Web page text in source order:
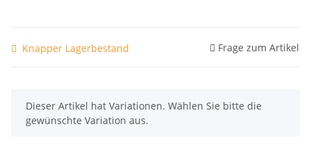
Knapper Lagerbestand Frage zum Artikel
x
Dieser Artikel hat Variationen. Wählen Sie bitte die
gewünschte Variation aus.